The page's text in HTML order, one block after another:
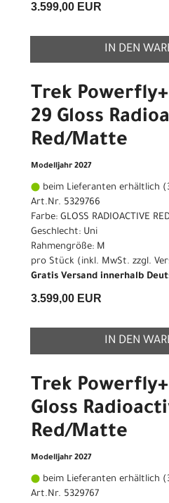
3.599,00 EUR
IN DEN
Trek Powerfly+
29 Gloss
Red/Matte
Modelljahr 2027
beim Lieferanten erhältlich
Art.Nr. 5329766
Farbe: GLOSS RADIOACTIVE
Geschlecht: Uni
Rahmengröße: M
pro Stück (inkl. MwSt. zzgl.
Gratis Versand innerhalb
3.599,00 EUR
IN DEN
Trek Powerfly+
Gloss
Red/Matte
Modelljahr 2027
beim Lieferanten erhältlich
Art.Nr. 5329767